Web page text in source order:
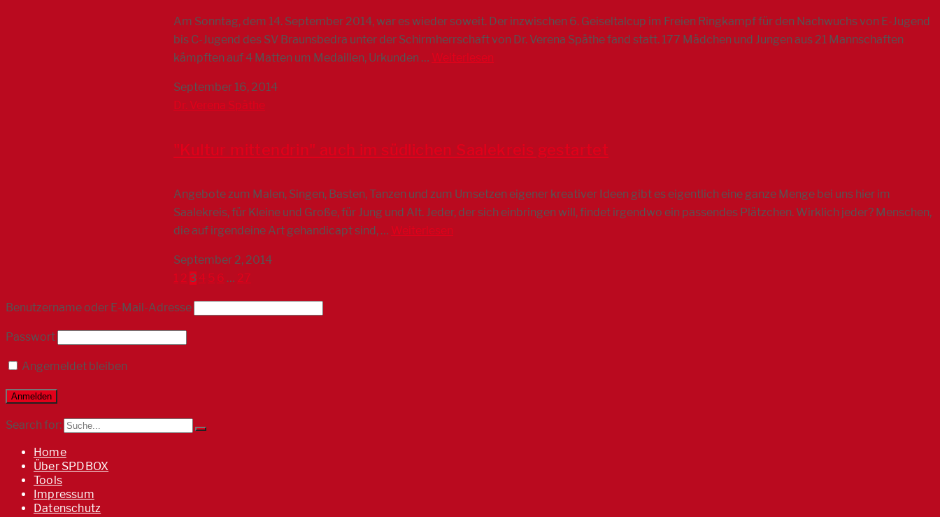
Am Sonntag, dem 14. September 2014, war es wieder soweit. Der inzwischen 6. Geiseltalcup im Freien Ringkampf für den Nachwuchs von E-Jugend
bis C-Jugend des SV Braunsbedra unter der Schirmherrschaft von Dr. Verena Späthe fand statt. 177 Mädchen und Jungen aus 21 Mannschaften
kämpften auf 4 Matten um Medaillen, Urkunden … Weiterlesen
September 16, 2014
Dr. Verena Späthe
"Kultur mittendrin" auch im südlichen Saalekreis gestartet
Angebote zum Malen, Singen, Basten, Tanzen und zum Umsetzen eigener kreativer Ideen gibt es eigentlich eine ganze Menge bei uns hier im
Saalekreis, für Kleine und Große, für Jung und Alt. Jeder, der sich einbringen will, findet irgendwo ein passendes Plätzchen. Wirklich jeder? Menschen,
die auf irgendeine Art gehandicapt sind, … Weiterlesen
September 2, 2014
1 2 3 4 5 6 … 27
Benutzername oder E-Mail-Adresse
Passwort
Angemeldet bleiben
Search for:
Home
Über SPDBOX
Tools
Impressum
Datenschutz